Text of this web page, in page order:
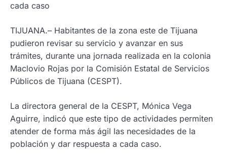
cada caso
TIJUANA.– Habitantes de la zona este de Tijuana
pudieron revisar su servicio y avanzar en sus
trámites, durante una jornada realizada en la colonia
Maclovio Rojas por la Comisión Estatal de Servicios
Públicos de Tijuana (CESPT).
La directora general de la CESPT, Mónica Vega
Aguirre, indicó que este tipo de actividades permiten
atender de forma más ágil las necesidades de la
población y dar respuesta a cada caso.